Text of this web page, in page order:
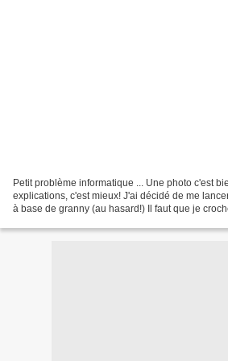
Petit problème informatique ... Une photo c'est
explications, c'est mieux! J'ai décidé de me
à base de granny (au hasard!) Il faut que je